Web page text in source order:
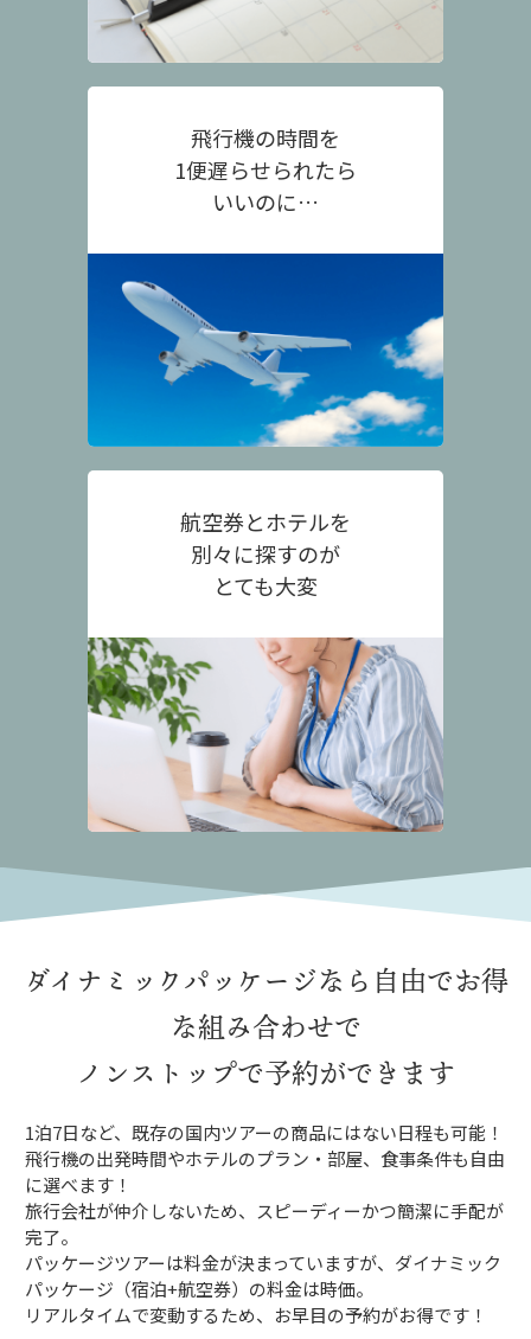
飛行機の時間を
1便遅らせられたら
いいのに…
航空券とホテルを
別々に探すのが
とても大変
ダイナミックパッケージなら 自由でお得
な組み合わせで
ノンストップで予約ができます
1泊7日など、既存の国内ツアーの商品にはない日程も可能！
飛行機の出発時間やホテルのプラン・部屋、食事条件も自由
に選べます！
旅行会社が仲介しないため、スピーディーかつ簡潔に手配が
完了。
パッケージツアーは料金が決まっていますが、ダイナミック
パッケージ（宿泊+航空券）の料金は時価。
リアルタイムで変動するため、お早目の予約がお得です！